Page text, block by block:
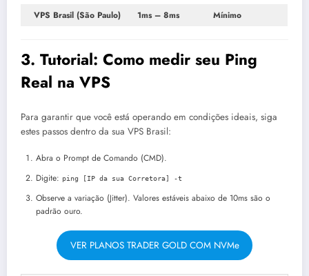
VPS Brasil (São Paulo)
1ms – 8ms Mínimo
3. Tutorial: Como medir seu Ping
Real na VPS
Para garantir que você está operando em condições ideais, siga
estes passos dentro da sua VPS Brasil:
Abra o Prompt de Comando (CMD).
Digite: ping [IP da sua Corretora] -t
Observe a variação (Jitter). Valores estáveis abaixo de 10ms são o
padrão ouro.
VER PLANOS TRADER GOLD COM NVMe